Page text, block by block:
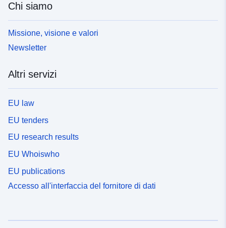
Chi siamo
Missione, visione e valori
Newsletter
Altri servizi
EU law
EU tenders
EU research results
EU Whoiswho
EU publications
Accesso all'interfaccia del fornitore di dati